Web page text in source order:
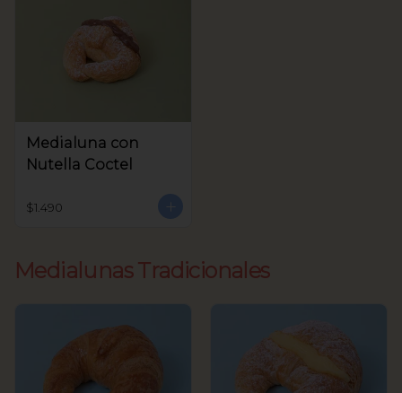
Medialuna con
Nutella Coctel
$1.490
Medialunas Tradicionales